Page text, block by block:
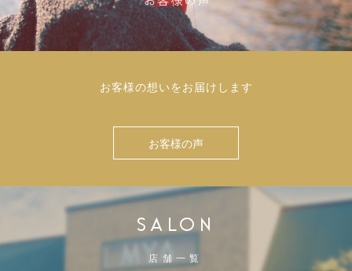
お客様の想いをお届けします
お客様の声
SALON
店舗一覧